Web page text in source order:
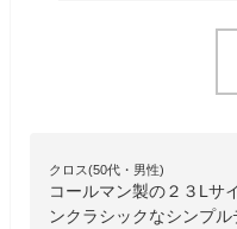
クロス(50代・男性)
コールマン製の２３Lサ
ンクラシックなシンプ